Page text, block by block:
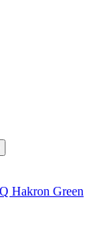
Hakron Green